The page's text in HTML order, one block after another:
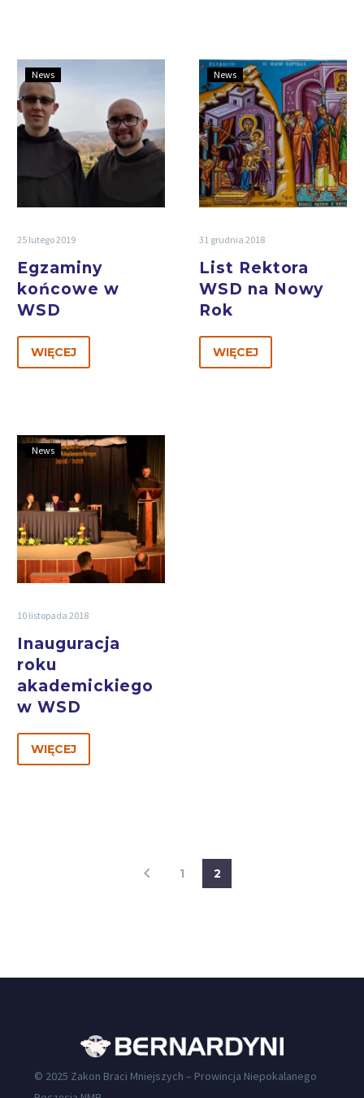
News
25 lutego 2019
Egzaminy
końcowe w
WSD
WIĘCEJ
News
31 grudnia 2018
List Rektora
WSD na Nowy
Rok
WIĘCEJ
News
10 listopada 2018
Inauguracja
roku
akademickiego
w WSD
WIĘCEJ
1 2
© 2025 Zakon Braci Mniejszych – Prowincja Niepokalanego